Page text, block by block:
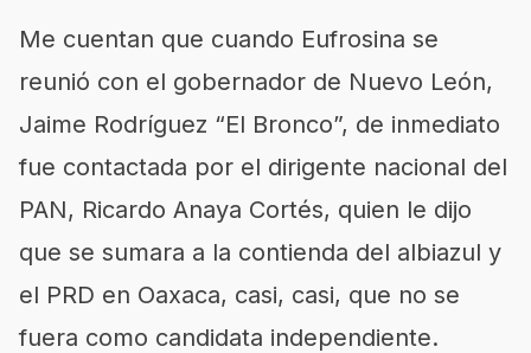
Me cuentan que cuando Eufrosina se
reunió con el gobernador de Nuevo León,
Jaime Rodríguez “El Bronco”, de inmediato
fue contactada por el dirigente nacional del
PAN, Ricardo Anaya Cortés, quien le dijo
que se sumara a la contienda del albiazul y
el PRD en Oaxaca, casi, casi, que no se
fuera como candidata independiente.